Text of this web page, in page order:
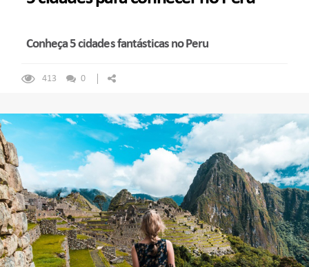
Conheça 5 cidades fantásticas no Peru
413 0